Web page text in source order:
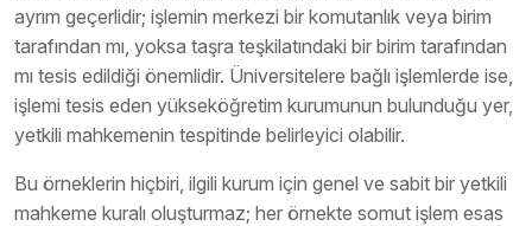
ayrım geçerlidir; işlemin merkezi bir komutanlık veya birim
tarafından mı, yoksa taşra teşkilatındaki bir birim tarafından
mı tesis edildiği önemlidir. Üniversitelere bağlı işlemlerde ise,
işlemi tesis eden yükseköğretim kurumunun bulunduğu yer,
yetkili mahkemenin tespitinde belirleyici olabilir.
Bu örneklerin hiçbiri, ilgili kurum için genel ve sabit bir yetkili
mahkeme kuralı oluşturmaz; her örnekte somut işlem esas